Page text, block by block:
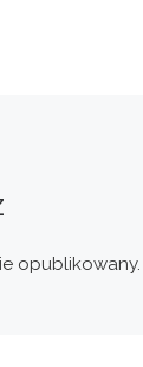
opublikowany.